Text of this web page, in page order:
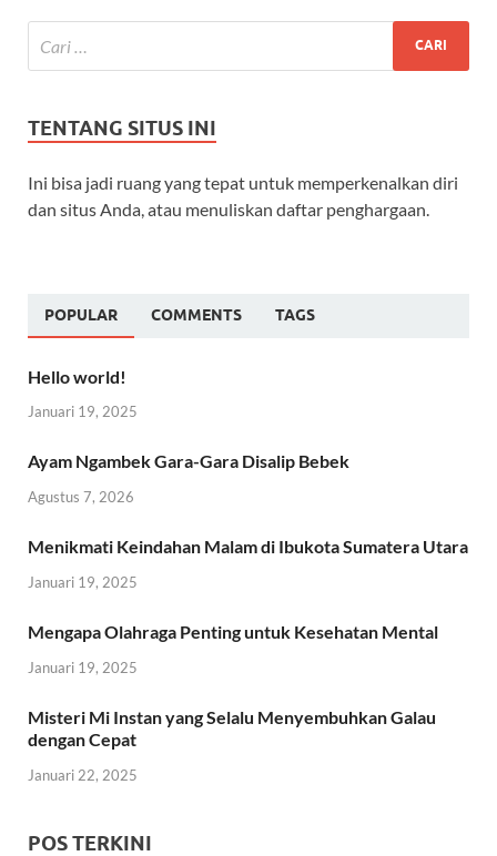
TENTANG SITUS INI
Ini bisa jadi ruang yang tepat untuk memperkenalkan diri
dan situs Anda, atau menuliskan daftar penghargaan.
POPULAR COMMENTS TAGS
Hello world!
Januari 19, 2025
Ayam Ngambek Gara-Gara Disalip Bebek
Agustus 7, 2026
Menikmati Keindahan Malam di Ibukota Sumatera Utara
Januari 19, 2025
Mengapa Olahraga Penting untuk Kesehatan Mental
Januari 19, 2025
Misteri Mi Instan yang Selalu Menyembuhkan Galau
dengan Cepat
Januari 22, 2025
POS TERKINI